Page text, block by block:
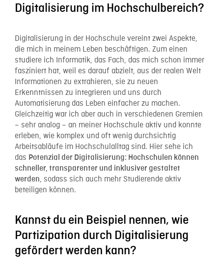
Digitalisierung im Hochschulbereich?
Digitalisierung in der Hochschule vereint zwei Aspekte,
die mich in meinem Leben beschäftigen. Zum einen
studiere ich Informatik, das Fach, das mich schon immer
fasziniert hat, weil es darauf abzielt, aus der realen Welt
Informationen zu extrahieren, sie zu neuen
Erkenntnissen zu integrieren und uns durch
Automatisierung das Leben einfacher zu machen.
Gleichzeitig war ich aber auch in verschiedenen Gremien
– sehr analog – an meiner Hochschule aktiv und konnte
erleben, wie komplex und oft wenig durchsichtig
Arbeitsabläufe im Hochschulalltag sind. Hier sehe ich
das Potenzial der Digitalisierung: Hochschulen können
schneller, transparenter und inklusiver gestaltet
werden, sodass sich auch mehr Studierende aktiv
beteiligen können.
Kannst du ein Beispiel nennen, wie
Partizipation durch Digitalisierung
gefördert werden kann?